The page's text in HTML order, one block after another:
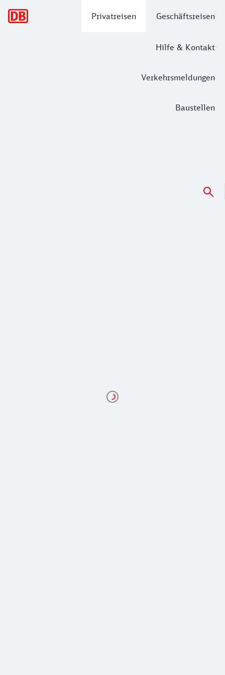
Privatreisen Geschäftsreisen
Hilfe & Kontakt
Verkehrsmeldungen
Baustellen